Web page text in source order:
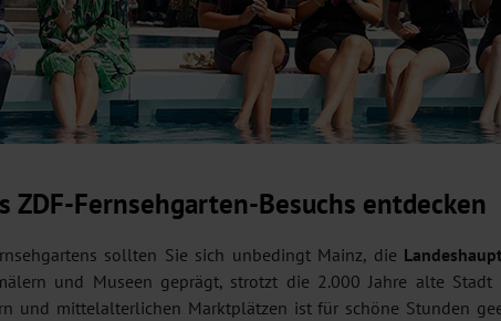
ZDF-Fernsehgarten-Besuchs entdecken
sollten Sie sich unbedingt Mainz, die
und Museen geprägt, strotzt die 2.000 Jahre alte
und mittelalterlichen Marktplätzen ist für schöne Stunden